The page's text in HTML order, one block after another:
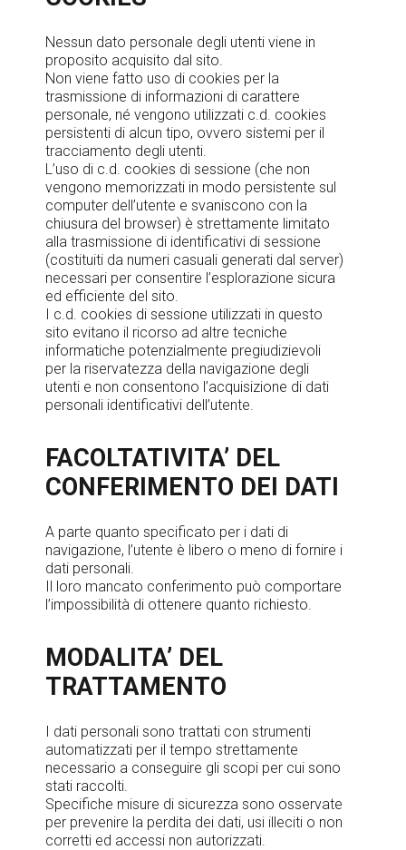
Nessun dato personale degli utenti viene in
proposito acquisito dal sito.
Non viene fatto uso di cookies per la
trasmissione di informazioni di carattere
personale, né vengono utilizzati c.d. cookies
persistenti di alcun tipo, ovvero sistemi per il
tracciamento degli utenti.
L’uso di c.d. cookies di sessione (che non
vengono memorizzati in modo persistente sul
computer dell’utente e svaniscono con la
chiusura del browser) è strettamente limitato
alla trasmissione di identificativi di sessione
(costituiti da numeri casuali generati dal server)
necessari per consentire l’esplorazione sicura
ed efficiente del sito.
I c.d. cookies di sessione utilizzati in questo
sito evitano il ricorso ad altre tecniche
informatiche potenzialmente pregiudizievoli
per la riservatezza della navigazione degli
utenti e non consentono l’acquisizione di dati
personali identificativi dell’utente.
FACOLTATIVITA’ DEL
CONFERIMENTO DEI DATI
A parte quanto specificato per i dati di
navigazione, l’utente è libero o meno di fornire i
dati personali.
Il loro mancato conferimento può comportare
l’impossibilità di ottenere quanto richiesto.
MODALITA’ DEL
TRATTAMENTO
I dati personali sono trattati con strumenti
automatizzati per il tempo strettamente
necessario a conseguire gli scopi per cui sono
stati raccolti.
Specifiche misure di sicurezza sono osservate
per prevenire la perdita dei dati, usi illeciti o non
corretti ed accessi non autorizzati.